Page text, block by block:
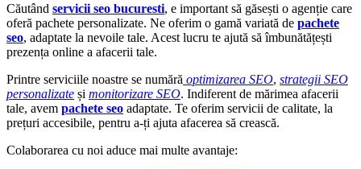
Căutând servicii seo bucuresti, e important să găsești o agenție care
oferă pachete personalizate. Ne oferim o gamă variată de pachete
seo, adaptate la nevoile tale. Acest lucru te ajută să îmbunătățești
prezența online a afacerii tale.
Printre serviciile noastre se numără optimizarea SEO, strategii SEO
personalizate și monitorizare SEO. Indiferent de mărimea afacerii
tale, avem pachete seo adaptate. Te oferim servicii de calitate, la
prețuri accesibile, pentru a-ți ajuta afacerea să crească.
Colaborarea cu noi aduce mai multe avantaje: